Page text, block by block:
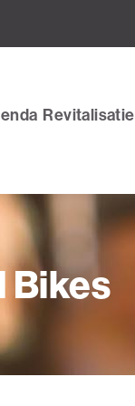
Revitalisatie
Bikes